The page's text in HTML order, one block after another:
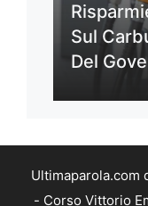
Sul
Del
Ultimaparola.com
- Corso Vittorio